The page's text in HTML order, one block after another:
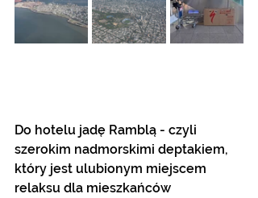
Do hotelu jadę Ramblą - czyli
szerokim nadmorskimi deptakiem,
który jest ulubionym miejscem
relaksu dla mieszkańców